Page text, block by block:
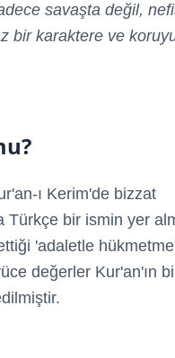
savaşta değil,
bir karaktere ve
ı Kerim'de bizzat
bir ismin yer
'adaletle
değerler Kur'an'ın